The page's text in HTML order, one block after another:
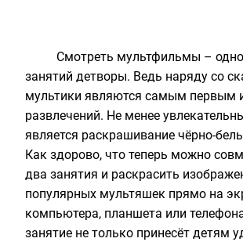
Смотреть мультфильмы –
занятий детворы. Ведь наряду со
мультики являются самым первым
развлечений. Не менее
является раскрашивание чёрно-
Как здорово, что теперь можно
два занятия и раскрасить
популярных мультяшек прямо на
компьютера, планшета или
занятие не только принесёт детям